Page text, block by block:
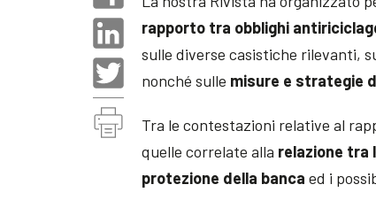
rapporto tra obblighi
sulle diverse casistiche rilevanti,
nonché sulle misure e strategie
Tra le contestazioni relative al
quelle correlate alla relazione tra
protezione della bancaed i